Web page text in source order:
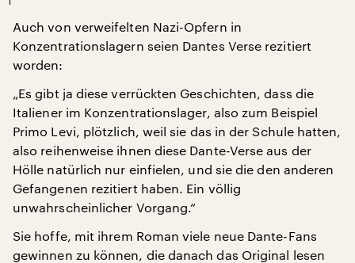
Auch von verweifelten Nazi-Opfern in
Konzentrationslagern seien Dantes Verse rezitiert
worden:
„Es gibt ja diese verrückten Geschichten, dass die
Italiener im Konzentrationslager, also zum Beispiel
Primo Levi, plötzlich, weil sie das in der Schule hatten,
also reihenweise ihnen diese Dante-Verse aus der
Hölle natürlich nur einfielen, und sie die den anderen
Gefangenen rezitiert haben. Ein völlig
unwahrscheinlicher Vorgang.“
Sie hoffe, mit ihrem Roman viele neue Dante-Fans
gewinnen zu können, die danach das Original lesen